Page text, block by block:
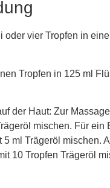
oder vier Tropfen in
Tropfen in 125 ml
der Haut: Zur
mischen. Für ein
5 ml Trägeröl mischen.
10 Tropfen Trägeröl